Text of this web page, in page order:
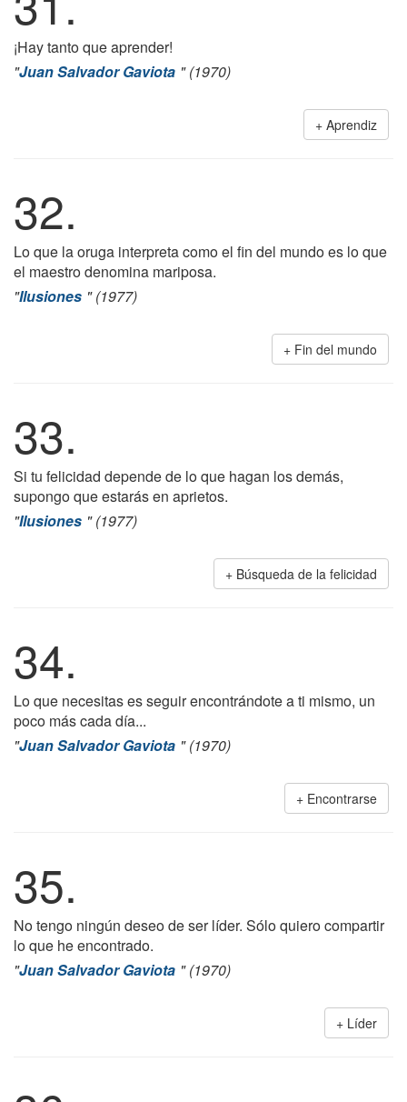
¡Hay tanto que aprender!
"Juan Salvador Gaviota " (1970)
Aprendiz
32.
Lo que la oruga interpreta como el fin del mundo es lo que
el maestro denomina mariposa.
"Ilusiones " (1977)
Fin del mundo
33.
Si tu felicidad depende de lo que hagan los demás,
supongo que estarás en aprietos.
"Ilusiones " (1977)
Búsqueda de la felicidad
34.
Lo que necesitas es seguir encontrándote a ti mismo, un
poco más cada día...
"Juan Salvador Gaviota " (1970)
Encontrarse
35.
No tengo ningún deseo de ser líder. Sólo quiero compartir
lo que he encontrado.
"Juan Salvador Gaviota " (1970)
Líder